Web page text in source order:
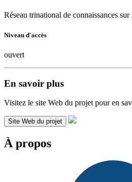
Réseau trinational de connaissances
Niveau d'accès
ouvert
En savoir plus
Visitez le site Web du projet pour en
Site Web du projet
À propos